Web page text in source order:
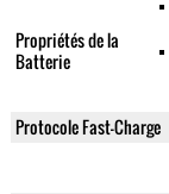
Propriétés de la
Batterie
Protocole Fast-Charge